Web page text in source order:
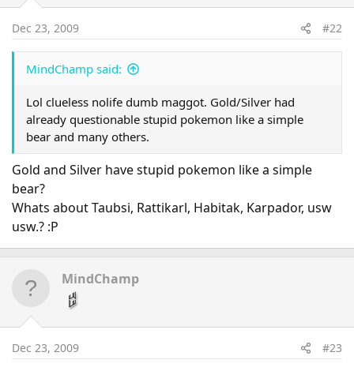
Dec 23, 2009 #22
MindChamp said:
Lol clueless nolife dumb maggot. Gold/Silver had
already questionable stupid pokemon like a simple
bear and many others.
Gold and Silver have stupid pokemon like a simple
bear?
Whats about Taubsi, Rattikarl, Habitak, Karpador, usw
usw.? :P
MindChamp
Dec 23, 2009 #23